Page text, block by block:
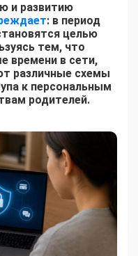
и развитию
: в период
целью
тем, что
времени в сети,
различные схемы
к персональным
родителей.